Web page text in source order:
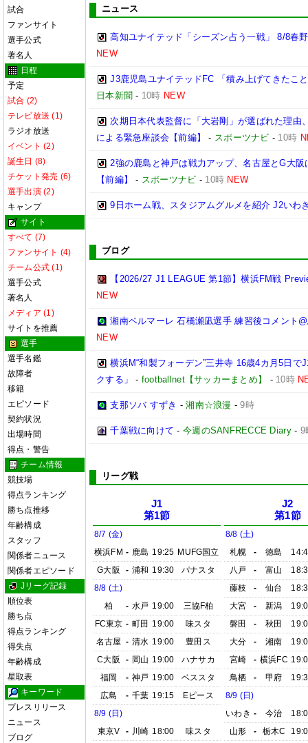
試合
ファンサイト
選手公式
著名人
日程
予定
試合 (2)
テレビ放送 (1)
ラジオ放送
イベント (2)
誕生日 (8)
チケット発売 (6)
選手出演 (2)
キャンプ
サイト
すべて (7)
ファンサイト (4)
チーム公式 (1)
選手公式
著名人
メディア (1)
サイトを推薦
選手
選手名鑑
故障者
移籍
エピソード
契約状況
出場時間
得点・警告
チーム情報
競技場
得点ランキング
勝ち点推移
年齢構成
スタッフ
関係者ニュース
関係者エピソード
Jリーグ記録
順位表
勝ち点
得点ランキング
得失点
年齢構成
星取表
キーワード
プレスリリース
ニュース
ブログ
ニュース
高知ユナイテッド「シーズン占う一戦」 8/8春
NEW
J3鹿児島ユナイテッドFC 「積み上げてきたこ
日本新聞 - 10時 NEW
次期日本代表監督に「大岩剛」が選ばれた理由
による緊急座談会【前編】
- スポーツナビ - 10時
2強の鹿島と神戸は戦力アップ、名古屋とG大
【前編】
- スポーツナビ - 10時 NEW
9日ホーム戦、スタジアムグルメを紹介 J2いわ
ブログ
【2026/27 J1 LEAGUE 第1節】横浜FM戦
NEW
湘南ベルマーレ 石橋瀬凪選手 練習後コメント
NEW
横浜M“和製フォーデン”三井寺 16歳4カ月5日
クする」
- footballnet【サッカーまとめ】 - 10時
支那ソバ すずき -湘南☆浪漫 -9時
千葉戦に向けて - 今週のSANFRECCE Diary- 9
リーグ戦
J1
第1節
8/7 (金)
横浜FM - 鹿島 19:25 MUFG国立
G大阪
- 浦和 19:30
パナスタ
8/8 (土)
柏
- 水戸 19:00
三協F柏
FC東京 - 町田 19:00
味スタ
名古屋 - 清水 19:00
豊田ス
C大阪
- 岡山 19:00
ハナサカ
福岡
- 神戸 19:00
ベススタ
広島
- 千葉 19:15
Eピース
8/9 (日)
東京V
- 川崎 18:00
味スタ
J2
第1節
8/8 (土)
札幌
- 徳島
八戸
- 富山
藤枝
- 仙台
大宮
- 新潟
磐田
- 秋田
大分
- 湘南
宮崎
- 横浜FC
鳥栖
- 甲府
8/9 (日)
いわき - 今治
山形
- 栃木C